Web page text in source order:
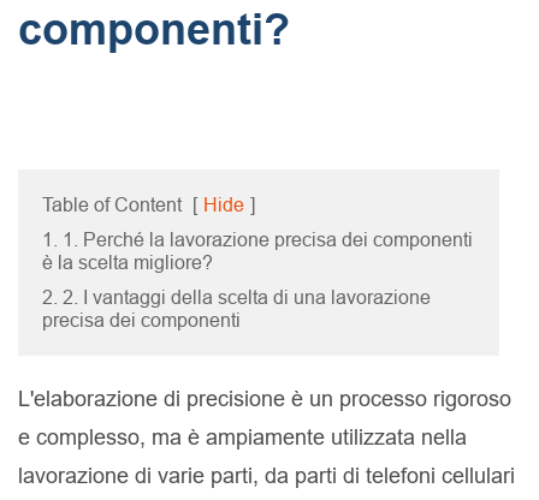
componenti?
Table of Content [ Hide ]
1. 1. Perché la lavorazione precisa dei componenti
è la scelta migliore?
2. 2. I vantaggi della scelta di una lavorazione
precisa dei componenti
L'elaborazione di precisione è un processo rigoroso
e complesso, ma è ampiamente utilizzata nella
lavorazione di varie parti, da parti di telefoni cellulari